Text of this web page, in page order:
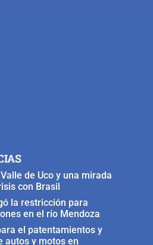
de Uco y una mirada
con Brasil
la restricción para
en el río Mendoza
el patentamientos y
autos y motos en